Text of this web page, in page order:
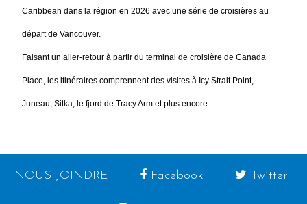
Caribbean dans la région en 2026 avec une série de croisières au
départ de Vancouver.
Faisant un aller-retour à partir du terminal de croisière de Canada
Place, les itinéraires comprennent des visites à Icy Strait Point,
Juneau, Sitka, le fjord de Tracy Arm et plus encore.
NOUS JOINDRE Facebook Twitter